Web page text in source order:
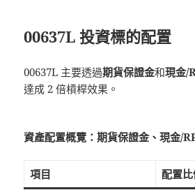
00637L 投資標的配置
00637L 主要透過期貨保證金和現金/
達成 2 倍槓桿效果。
資產配置概覽：期貨保證金、現金/
項目 配置